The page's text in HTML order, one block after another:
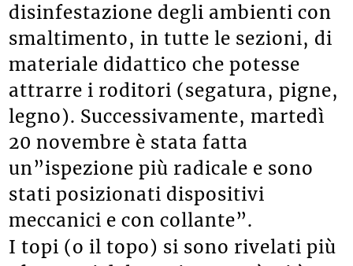
disinfestazione degli ambienti con
smaltimento, in tutte le sezioni, di
materiale didattico che potesse
attrarre i roditori (segatura, pigne,
legno). Successivamente, martedì
20 novembre è stata fatta
un”ispezione più radicale e sono
stati posizionati dispositivi
meccanici e con collante”.
I topi (o il topo) si sono rivelati più